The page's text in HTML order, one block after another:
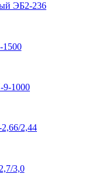
ЭБ2-236
1000
2,44
3,0